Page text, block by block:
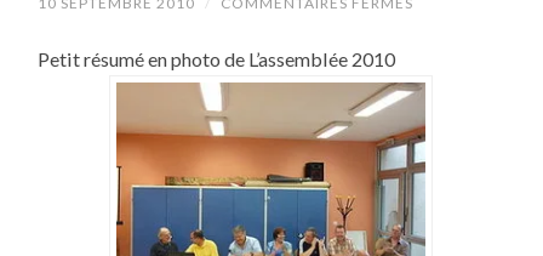
Petit résumé en photo de L’assemblée 2010